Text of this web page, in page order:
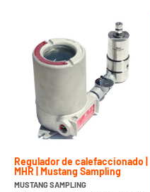
Regulador de calefaccionado |
MHR | Mustang Sampling
MUSTANG SAMPLING